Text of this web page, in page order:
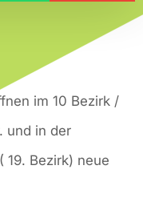
im 10 Bezirk /
und in der
19. Bezirk) neue